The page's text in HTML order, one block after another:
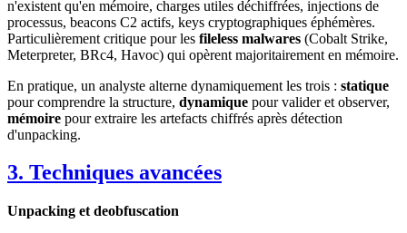
n'existent qu'en mémoire, charges utiles déchiffrées, injections de
processus, beacons C2 actifs, keys cryptographiques éphémères.
Particulièrement critique pour les fileless malwares (Cobalt Strike,
Meterpreter, BRc4, Havoc) qui opèrent majoritairement en mémoire.
En pratique, un analyste alterne dynamiquement les trois : statique
pour comprendre la structure, dynamique pour valider et observer,
mémoire pour extraire les artefacts chiffrés après détection
d'unpacking.
3. Techniques avancées
Unpacking et deobfuscation